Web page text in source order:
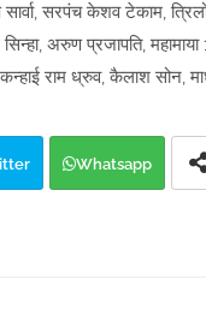
सरपंच केशव टेकाम,
अरुण प्रजापति,
राम ध्रुव, कैलाश सोन,
Whatsapp